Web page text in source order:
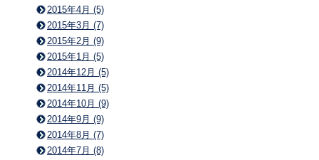
2015年4月 (5)
2015年3月 (7)
2015年2月 (9)
2015年1月 (5)
2014年12月 (5)
2014年11月 (5)
2014年10月 (9)
2014年9月 (9)
2014年8月 (7)
2014年7月 (8)